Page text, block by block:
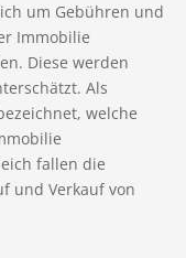
um Gebühren und
Immobilie
Diese werden
Als
welche
fallen die
und Verkauf von